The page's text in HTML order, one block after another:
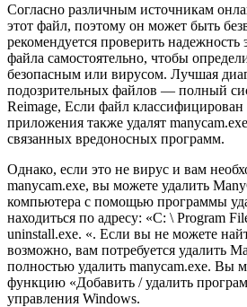
Согласно различным источникам
этот файл, поэтому он может быть
рекомендуется проверить надежность
файла самостоятельно, чтобы
безопасным или вирусом. Лучшая
подозрительных файлов — полный
Reimage, Если файл
приложения также удалят
связанных вредоносных программ.
Однако, если это не вирус и вам
manycam.exe, вы можете удалить
компьютера с помощью программы
находиться по адресу: «C: \ Program
uninstall.exe. «. Если вы не можете
возможно, вам потребуется удалить
полностью удалить manycam.exe. Вы
функцию «Добавить / удалить
управления Windows.